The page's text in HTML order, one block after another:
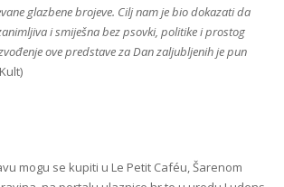
glazbene brojeve. Cilj nam je bio dokazati da
i smiješna bez psovki, politike i prostog
ove predstave za Dan zaljubljenih je pun
mogu se kupiti u Le Petit Caféu, Šarenom